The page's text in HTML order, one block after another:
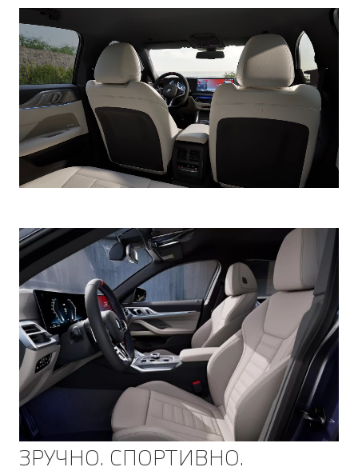
ЗРУЧНО. СПОРТИВНО.